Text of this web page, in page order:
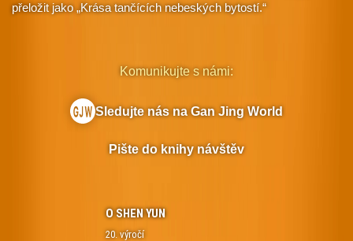
přeložit jako „Krása tančících nebeských bytostí.“
O SHEN YUN
20. výročí
Komunikujte s námi:
Sledujte nás na Gan Jing World
Pište do knihy návštěv